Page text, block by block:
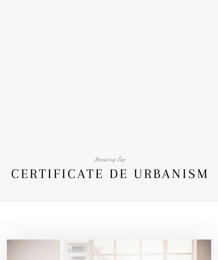
Browsing Tag
CERTIFICATE DE URBANISM